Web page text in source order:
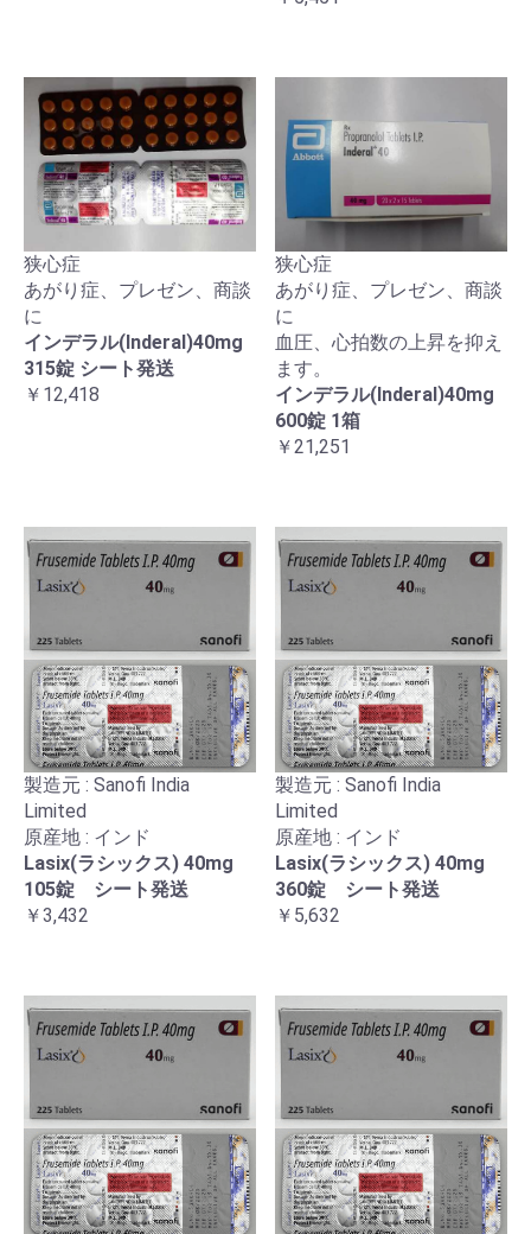
狭心症
あがり症、プレゼン、商談
に
インデラル(Inderal)40mg
315錠 シート発送
￥12,418
狭心症
あがり症、プレゼン、商談
に
血圧、心拍数の上昇を抑え
ます。
インデラル(Inderal)40mg
600錠 1箱
￥21,251
製造元 : Sanofi India
Limited
原産地 : インド
Lasix(ラシックス) 40mg
105錠 シート発送
￥3,432
製造元 : Sanofi India
Limited
原産地 : インド
Lasix(ラシックス) 40mg
360錠 シート発送
￥5,632